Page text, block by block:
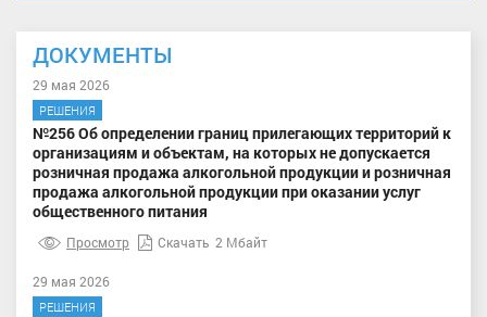
ДОКУМЕНТЫ
29 мая 2026
РЕШЕНИЯ
№256 Об определении границ прилегающих территорий к
организациям и объектам, на которых не допускается
розничная продажа алкогольной продукции и розничная
продажа алкогольной продукции при оказании услуг
общественного питания
Просмотр Скачать 2 Мбайт
29 мая 2026
РЕШЕНИЯ